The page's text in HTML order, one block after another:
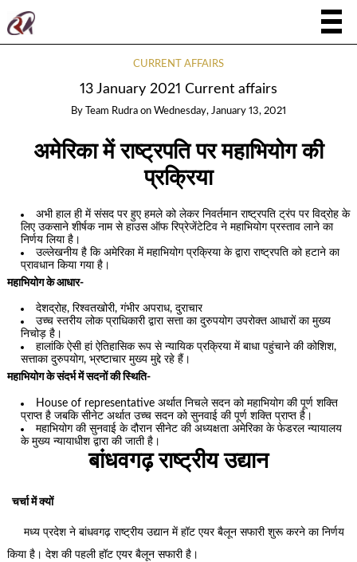
CURRENT AFFAIRS
13 January 2021 Current affairs
By Team Rudra on Wednesday, January 13, 2021
अमेरिका में राष्ट्रपति पर महाभियोग की
प्रक्रिया
अभी हाल ही में संसद पर हुए हमले को लेकर निवर्तमान राष्ट्रपति ट्रंप पर विद्रोह के
लिए उकसाने शीर्षक नाम से हाउस ऑफ रिप्रेजेंटेटिव ने महाभियोग प्रस्ताव लाने का
निर्णय लिया है।
उल्लेखनीय है कि अमेरिका में महाभियोग प्रक्रिया के द्वारा राष्ट्रपति को हटाने का
प्रावधान किया गया है।
महाभियोग के आधार-
देशद्रोह, रिश्वतखोरी, गंभीर अपराध, दुराचार
उच्च स्तरीय लोक प्राधिकारी द्वारा सत्ता का दुरुपयोग उपरोक्त आधारों का मुख्य
निचोड़ है।
हालांकि ऐसी हां ऐतिहासिक रूप से न्यायिक प्रक्रिया में बाधा पहुंचाने की कोशिश,
सत्ताका दुरुपयोग, भ्रष्टाचार मुख्य मुद्दे रहे हैं।
महाभियोग के संदर्भ में सदनों की स्थिति-
House of representative अर्थात निचले सदन को महाभियोग की पूर्ण शक्ति
प्राप्त है जबकि सीनेट अर्थात उच्च सदन को सुनवाई की पूर्ण शक्ति प्राप्त है।
महाभियोग की सुनवाई के दौरान सीनेट की अध्यक्षता अमेरिका के फेडरल न्यायालय
के मुख्य न्यायाधीश द्वारा की जाती है।
बांधवगढ़ राष्ट्रीय उद्यान
चर्चा में क्यों
मध्य प्रदेश ने बांधवगढ़ राष्ट्रीय उद्यान में हॉट एयर बैलून सफारी शुरू करने का निर्णय
किया है। देश की पहली हॉट एयर बैलून सफारी है।